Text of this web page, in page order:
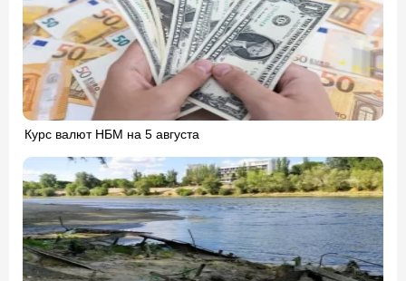
Курс валют НБМ на 5 августа